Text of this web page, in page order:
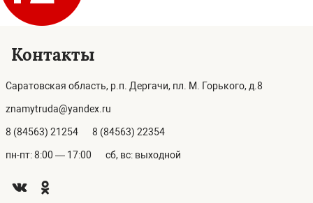
Контакты
Саратовская область, р.п. Дергачи, пл. М. Горького, д.8
znamytruda@yandex.ru
8 (84563) 21254 8 (84563) 22354
пн-пт: 8:00 — 17:00 сб, вс: выходной